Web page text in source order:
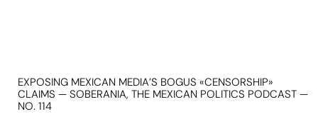
EXPOSING MEXICAN MEDIA’S BOGUS «CENSORSHIP»
CLAIMS — SOBERANIA, THE MEXICAN POLITICS PODCAST —
NO. 114